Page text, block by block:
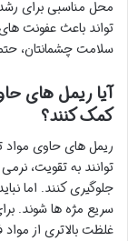
محل مناسبی برای
تواند باعث عفونت
سلامت چشمانتان،
آیا ریمل های
کمک کنند؟
توانند به تقویت،
جلوگیری کنند. اما
سریع مژه ها شوند.
غلظت بالاتری از مواد